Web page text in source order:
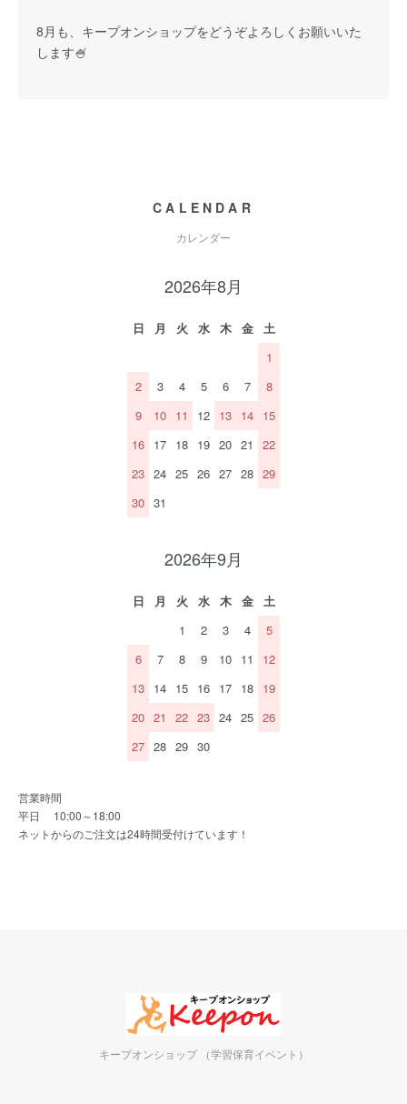
8月も、キープオンショップをどうぞよろしくお願いいた
します🍧
CALENDAR
カレンダー
2026年8月
日 月 火 水 木 金
土
1
2
3 4 5 6 7
8
9
10 11 12 13 14 15
16 17 18 19 20 21
22
23 24 25 26 27 28 29
30 31
2026年9月
日 月 火 水 木 金
土
1
2 3 4
5
6
7 8 9 10 11
12
13 14 15 16 17 18 19
20 21 22 23 24 25 26
27 28 29 30
営業時間
平日 10:00～18:00
ネットからのご注文は24時間受付けています！
キープオンショップ （学習保育イベント）